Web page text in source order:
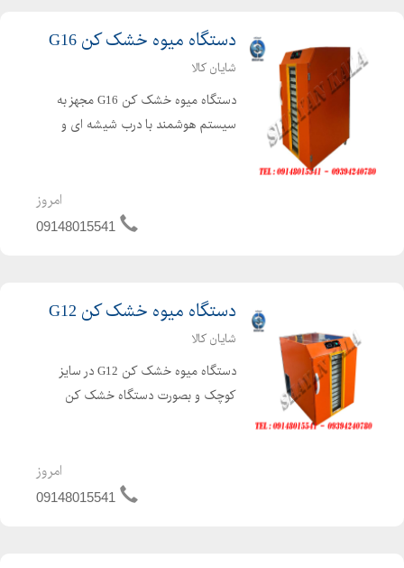
دستگاه میوه خشک کن G16
شایان کالا
دستگاه میوه خشک کن G16 مجهز به
سیستم هوشمند با درب شیشه ای و
قارچ ، گوشت ، کشک ، انگور برای تهیه
کشمش بکار می رود. دستگاه میوه خ...
امروز
09148015541
دستگاه میوه خشک کن G12
شایان کالا
دستگاه میوه خشک کن G12 در سایز
کوچک و بصورت دستگاه خشک کن
خشک کن سبزی ، خشک کن قارچ ،
خشک کن ادویه بصورت خشک کن
امروز
09148015541